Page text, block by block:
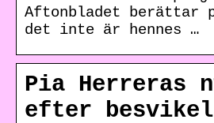
Aftonbladet berättar
det inte är hennes …
Pia Herreras
efter